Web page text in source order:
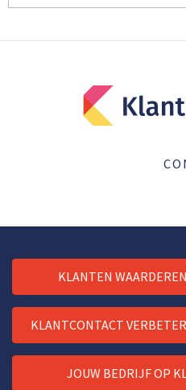
KLANTEN
KLANTCONTACT
JOUW BEDRIJF OP